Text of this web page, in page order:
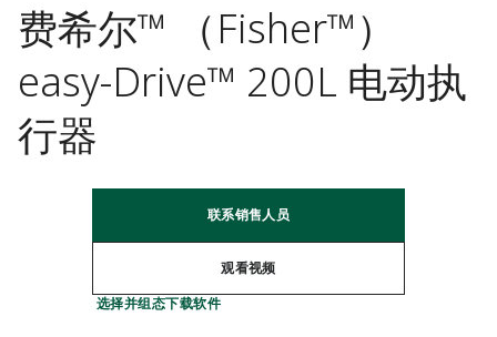
费希尔™ （Fisher™）
easy-Drive™ 200L 电动执
行器
联系销售人员
观看视频
选择并组态下载软件